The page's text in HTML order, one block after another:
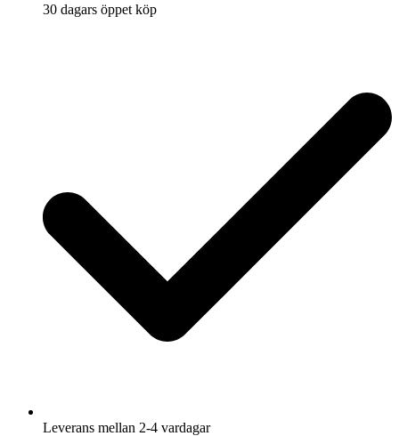
30 dagars öppet köp
Leverans mellan 2-4 vardagar